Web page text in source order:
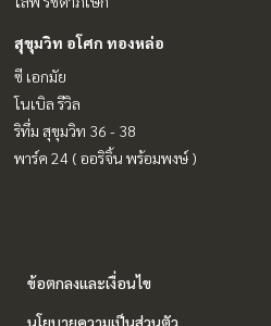
สุขุมวิท อโศก ทองหล่อ
ซี เอกมัย
โนเบิล รีวิล
ริทึ่ม สุขุมวิท 36 - 38
พาร์ค 24 ( ออริจิ้น พร้อมพงษ์ )
ข้อตกลงและเงื่อนไข
นโยบายความเป็นส่วนตัว